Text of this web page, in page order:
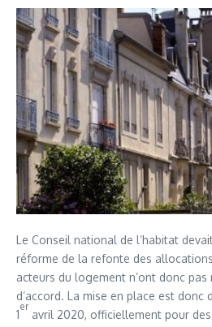
Le Conseil national de l’habitat
réforme de la refonte des
acteurs du logement n’ont donc pas
d’accord. La mise en place est donc
1
er
avril 2020, officiellement pour